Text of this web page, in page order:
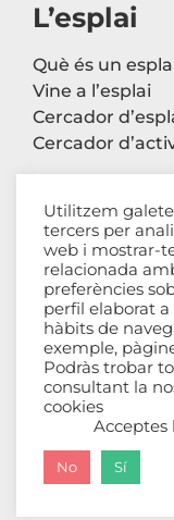
L’esplai
Què és un
Vine a l’esplai
Cercador
Cercador
Contacte
Carrer Avinyó,
08002
93 302 61 03
© ESPLAC
Utilitzem
tercers per
web i mostrar-
relacionada
preferències
perfil elaborat
hàbits de
exemple,
Podràs trobar
consultant la
cookies
Acceptes
No Sí